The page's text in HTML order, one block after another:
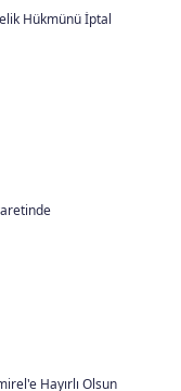
Hükmünü İptal
Hayırlı Olsun